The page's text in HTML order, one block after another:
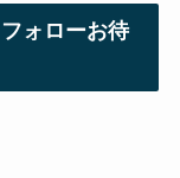
ォローお待